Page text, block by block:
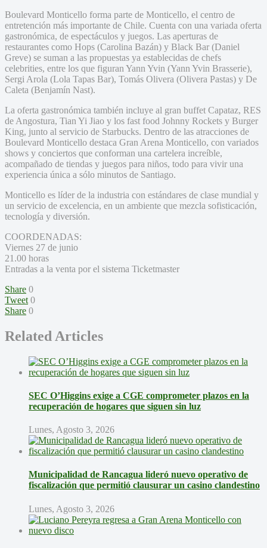
Boulevard Monticello forma parte de Monticello, el centro de
entretención más importante de Chile. Cuenta con una variada oferta
gastronómica, de espectáculos y juegos. Las aperturas de
restaurantes como Hops (Carolina Bazán) y Black Bar (Daniel
Greve) se suman a las propuestas ya establecidas de chefs
celebrities, entre los que figuran Yann Yvin (Yann Yvin Brasserie),
Sergi Arola (Lola Tapas Bar), Tomás Olivera (Olivera Pastas) y De
Caleta (Benjamín Nast).
La oferta gastronómica también incluye al gran buffet Capataz, RES
de Angostura, Tian Yi Jiao y los fast food Johnny Rockets y Burger
King, junto al servicio de Starbucks. Dentro de las atracciones de
Boulevard Monticello destaca Gran Arena Monticello, con variados
shows y conciertos que conforman una cartelera increíble,
acompañado de tiendas y juegos para niños, todo para vivir una
experiencia única a sólo minutos de Santiago.
Monticello es líder de la industria con estándares de clase mundial y
un servicio de excelencia, en un ambiente que mezcla sofisticación,
tecnología y diversión.
COORDENADAS:
Viernes 27 de junio
21.00 horas
Entradas a la venta por el sistema Ticketmaster
Share 0
Tweet 0
Share 0
Related Articles
SEC O’Higgins exige a CGE comprometer plazos en la
recuperación de hogares que siguen sin luz
Lunes, Agosto 3, 2026
Municipalidad de Rancagua lideró nuevo operativo de
fiscalización que permitió clausurar un casino clandestino
Lunes, Agosto 3, 2026